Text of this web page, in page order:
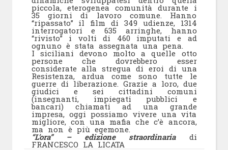
piccola, eterogenea comunità durante i
35 giorni di lavoro comune. Hanno
“ripassato” il film di 349 udienze, 1314
interrogatori e 635 arringhe, hanno
“rivisto” i volti di 460 imputati e ad
ognuno è stata assegnata una pena.
I siciliani devono molto a quelle otto
persone che dovrebbero esser
considerate alla stregua di eroi di una
Resistenza, ardua come sono tutte le
guerre di liberazione. Grazie a loro, due
giudici e sei cittadini comuni
(insegnanti, impiegati pubblici e
bancari) chiamati ad una grande
impresa, oggi possiamo vivere una vita
migliore, con una mafia che c’è ancora,
ma non è più egemone.
“L’ora” – edizione straordinaria di
FRANCESCO LA LICATA